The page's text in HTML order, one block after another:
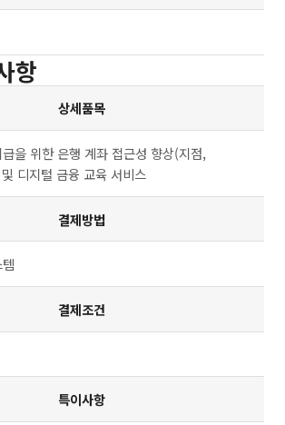
항
상세품목
을 위한 은행 계좌 접근성 향상(지점,
디지털 금융 교육 서비스
결제방법
결제조건
특이사항